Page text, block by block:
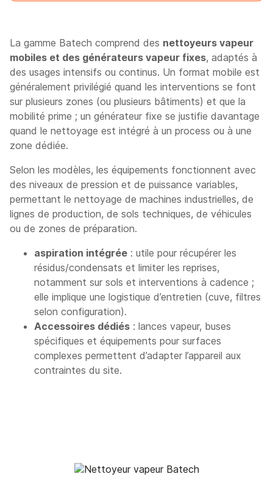
La gamme Batech comprend des nettoyeurs vapeur
mobiles et des générateurs vapeur fixes, adaptés à
des usages intensifs ou continus. Un format mobile est
généralement privilégié quand les interventions se font
sur plusieurs zones (ou plusieurs bâtiments) et que la
mobilité prime ; un générateur fixe se justifie davantage
quand le nettoyage est intégré à un process ou à une
zone dédiée.
Selon les modèles, les équipements fonctionnent avec
des niveaux de pression et de puissance variables,
permettant le nettoyage de machines industrielles, de
lignes de production, de sols techniques, de véhicules
ou de zones de préparation.
aspiration intégrée : utile pour récupérer les
résidus/condensats et limiter les reprises,
notamment sur sols et interventions à cadence ;
elle implique une logistique d’entretien (cuve, filtres
selon configuration).
Accessoires dédiés : lances vapeur, buses
spécifiques et équipements pour surfaces
complexes permettent d’adapter l’appareil aux
contraintes du site.